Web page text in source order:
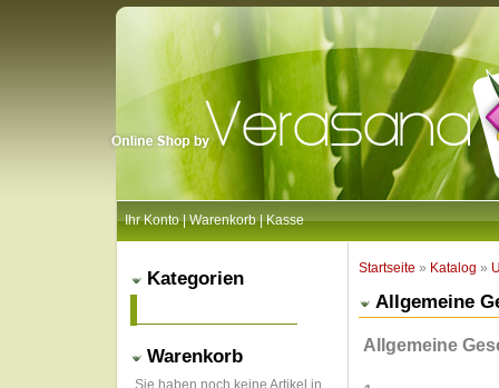
Ihr Konto|Warenkorb|Kasse
Startseite » Katalog »
Allgemeine
Allgemeine
Kategorien
Warenkorb
Sie haben noch keine Artikel in